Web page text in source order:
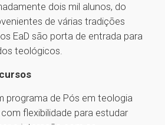
dois mil alunos, do
de várias tradições
EaD são porta de entrada para
teológicos.
programa de Pós em teologia
flexibilidade para estudar